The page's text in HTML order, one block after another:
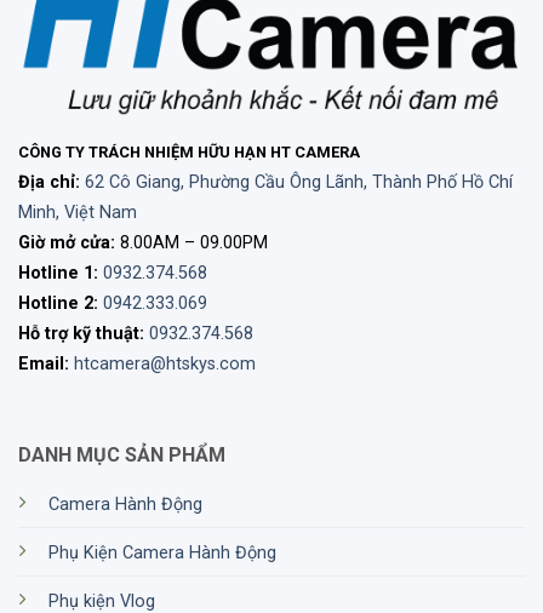
CÔNG TY TRÁCH NHIỆM HỮU HẠN HT CAMERA
Địa chỉ: 62 Cô Giang, Phường Cầu Ông Lãnh, Thành Phố Hồ Chí
Minh, Việt Nam
Giờ mở cửa: 8.00AM – 09.00PM
Hotline 1: 0932.374.568
Hotline 2: 0942.333.069
Hỗ trợ kỹ thuật: 0932.374.568
Email: htcamera@htskys.com
DANH MỤC SẢN PHẨM
Camera Hành Động
Phụ Kiện Camera Hành Động
Phụ kiện Vlog